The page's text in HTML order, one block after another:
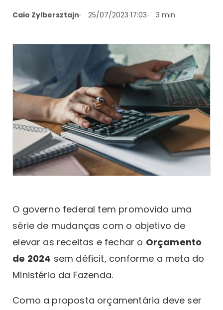
Caio Zylbersztajn 25/07/2023 17:03 3 min
O governo federal tem promovido uma
série de mudanças com o objetivo de
elevar as receitas e fechar o Orçamento
de 2024 sem déficit, conforme a meta do
Ministério da Fazenda.
Como a proposta orçamentária deve ser